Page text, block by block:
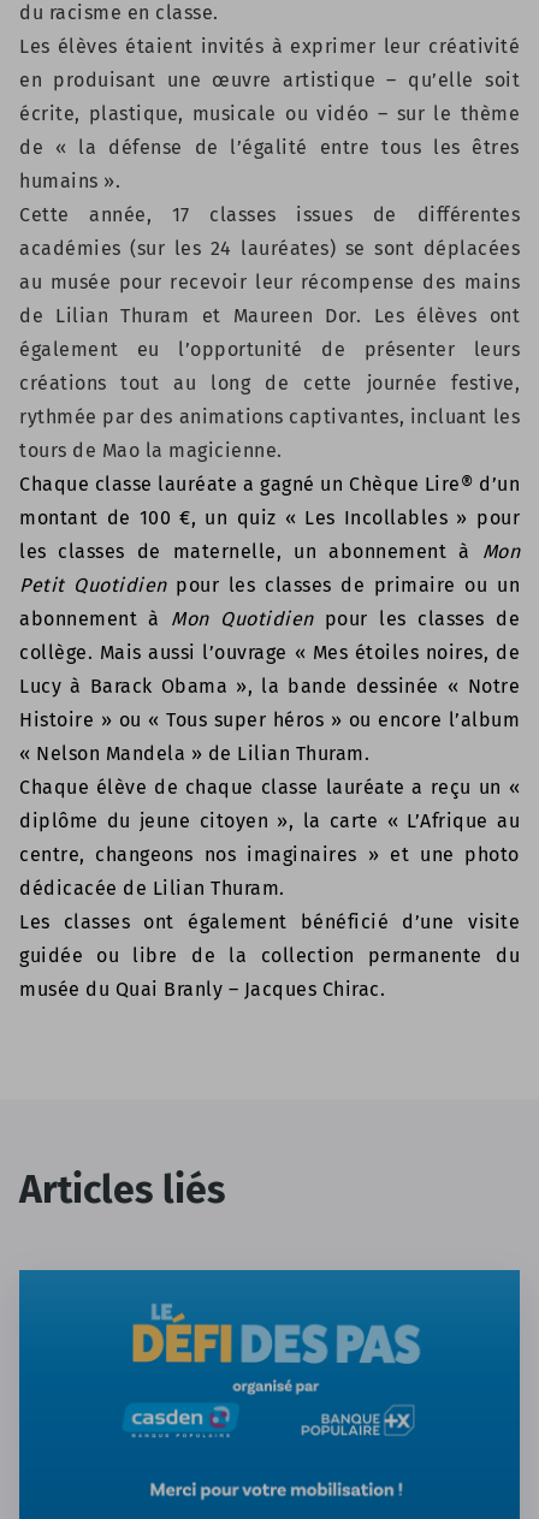
du racisme en classe.
Les élèves étaient invités à exprimer leur créativité
en produisant une œuvre artistique – qu’elle soit
écrite, plastique, musicale ou vidéo – sur le thème
de « la défense de l’égalité entre tous les êtres
humains ».
Cette année, 17 classes issues de différentes
académies (sur les 24 lauréates) se sont déplacées
au musée pour recevoir leur récompense des mains
de Lilian Thuram et Maureen Dor. Les élèves ont
également eu l’opportunité de présenter leurs
créations tout au long de cette journée festive,
rythmée par des animations captivantes, incluant les
tours de Mao la magicienne.
Chaque classe lauréate a gagné un Chèque Lire® d’un
montant de 100 €, un quiz « Les Incollables » pour
les classes de maternelle, un abonnement à Mon
Petit Quotidien pour les classes de primaire ou un
abonnement à Mon Quotidien pour les classes de
collège. Mais aussi l’ouvrage « Mes étoiles noires, de
Lucy à Barack Obama », la bande dessinée « Notre
Histoire » ou « Tous super héros » ou encore l’album
« Nelson Mandela » de Lilian Thuram.
Chaque élève de chaque classe lauréate a reçu un «
diplôme du jeune citoyen », la carte « L’Afrique au
centre, changeons nos imaginaires » et une photo
dédicacée de Lilian Thuram.
Les classes ont également bénéficié d’une visite
guidée ou libre de la collection permanente du
musée du Quai Branly – Jacques Chirac.
Articles liés